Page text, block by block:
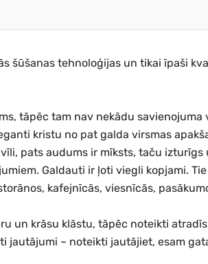
šūšanas tehnoloģijas un tikai īpaši
tāpēc tam nav nekādu
kristu no pat galda virsmas
pats audums ir mīksts, taču
Galdauti ir ļoti viegli kopjami.
kafejnīcās, viesnīcās,
un krāsu klāstu, tāpēc noteikti
jautājumi – noteikti jautājiet, esam